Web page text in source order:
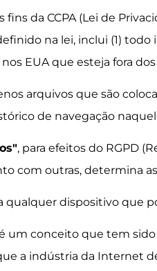
fins da CCPA (Lei de
na lei, inclui (1)
EUA que esteja fora
arquivos que são
de navegação
, para efeitos do RGPD
com outras, determina
qualquer dispositivo que
um conceito que tem
que a indústria da